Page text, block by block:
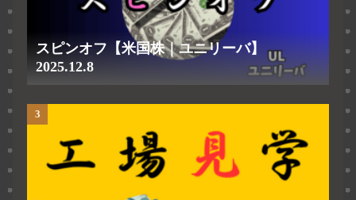
スピンオフ【米国株｜ユニリーバ】
2025.12.8